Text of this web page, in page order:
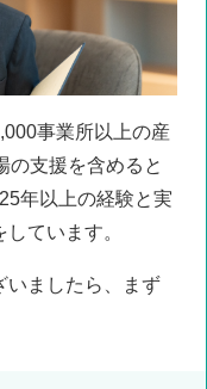
事業所以上の産
の支援を含めると
年以上の経験と実
ています。
いましたら、まず